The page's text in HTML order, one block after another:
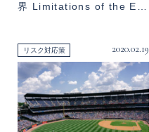
界 Limitations of the E…
リスク対応策 2020.02.19